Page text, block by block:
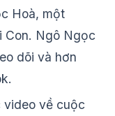
Hoà, một
Con. Ngô Ngọc
dõi và hơn
video về cuộc